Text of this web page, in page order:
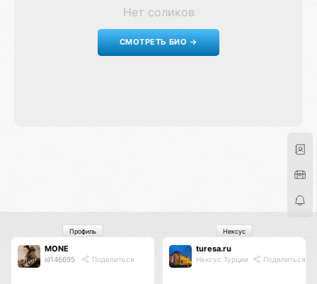
Нет соликов
СМОТРЕТЬ БИО →
MONE
id146695 Поделиться
Профиль
turesa.ru
Нексус Турции Поделиться
Нексус